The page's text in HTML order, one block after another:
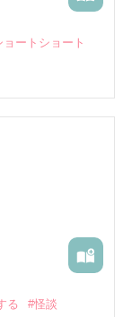
ョートショート
る #怪談